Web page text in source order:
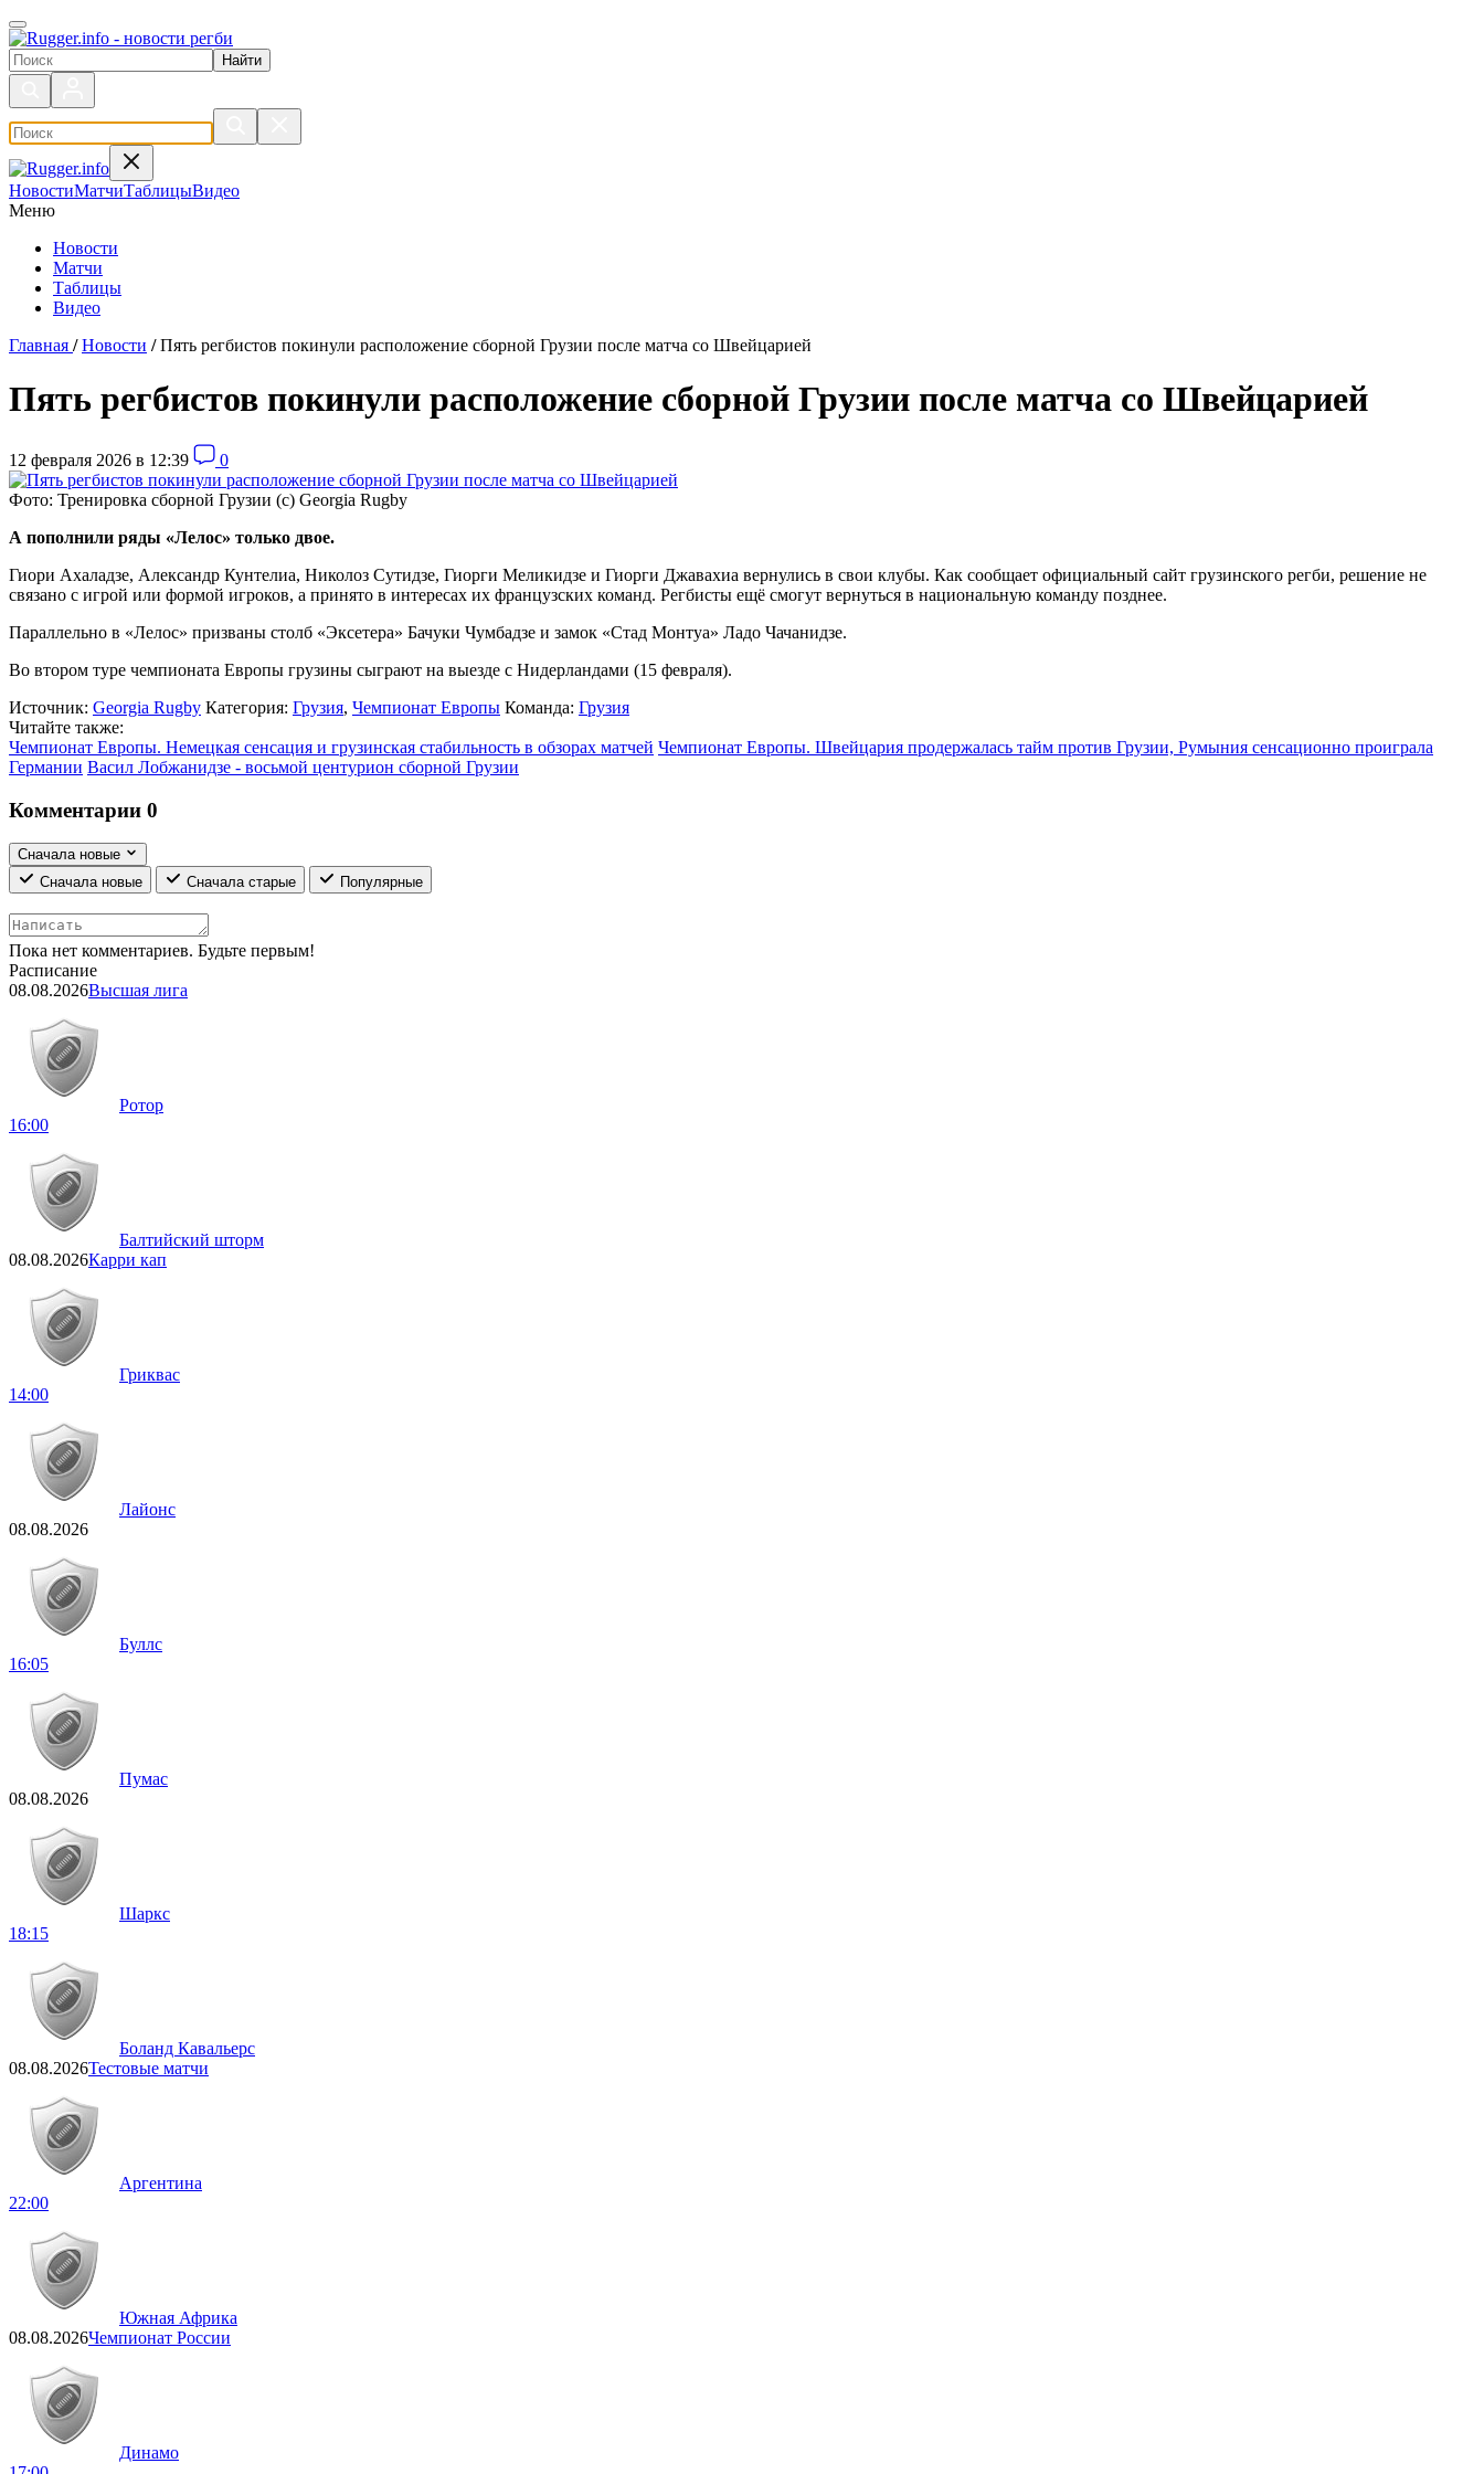
Поиск по сайту
НовостиМатчиТаблицыВидео
Меню
Новости
Матчи
Таблицы
Видео
Главная / Новости / Пять регбистов покинули расположение сборной Грузии после матча со Швейцарией
Пять регбистов покинули расположение сборной Грузии после матча со Швейцарией
12 февраля 2026 в 12:39 0
Фото: Тренировка сборной Грузии (с) Georgia Rugby
А пополнили ряды «Лелос» только двое.
Гиори Ахаладзе, Александр Кунтелиа, Николоз Сутидзе, Гиорги Меликидзе и Гиорги Джавахиа вернулись в свои клубы. Как сообщает официальный сайт грузинского регби, решение не
связано с игрой или формой игроков, а принято в интересах их французских команд. Регбисты ещё смогут вернуться в национальную команду позднее.
Параллельно в «Лелос» призваны столб «Эксетера» Бачуки Чумбадзе и замок «Стад Монтуа» Ладо Чачанидзе.
Во втором туре чемпионата Европы грузины сыграют на выезде с Нидерландами (15 февраля).
Источник: Georgia Rugby Категория: Грузия, Чемпионат Европы Команда: Грузия
Читайте также:
Чемпионат Европы. Немецкая сенсация и грузинская стабильность в обзорах матчей Чемпионат Европы. Швейцария продержалась тайм против Грузии, Румыния сенсационно проиграла
Германии Васил Лобжанидзе - восьмой центурион сборной Грузии
Комментарии 0
Сначала новые
Сначала новые
Сначала старые Популярные
Пока нет комментариев. Будьте первым!
Расписание
08.08.2026Высшая лига
Ротор
16:00
Балтийский шторм
08.08.2026Карри кап
Гриквас
14:00
Лайонс
08.08.2026
Буллс
16:05
Пумас
08.08.2026
Шаркс
18:15
Боланд Кавальерс
08.08.2026Тестовые матчи
Аргентина
22:00
Южная Африка
08.08.2026Чемпионат России
Динамо